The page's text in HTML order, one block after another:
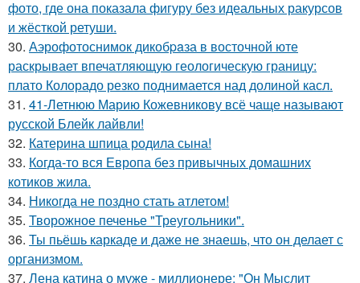
фото, где она показала фигуру без идеальных ракурсов
и жёсткой ретуши.
30. Аэрофотоснимок дикобpaза в восточной юте
раскрывает впечатляющую геологическую границу:
плато Колорадо резко поднимается над долиной касл.
31. 41-Летнюю Марию Кожевникову всё чаще называют
русской Блейк лайвли!
32. Катерина шпица родила сына!
33. Когда-то вся Европа без привычных домашних
котиков жила.
34. Никогда не поздно стать атлетом!
35. Творожное печенье "Треугольники".
36. Ты пьёшь каркаде и даже не знаешь, что он делает с
организмом.
37. Лена катина о муже - миллионере: "Он Мыслит